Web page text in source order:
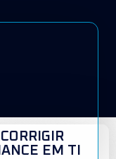
EM TI